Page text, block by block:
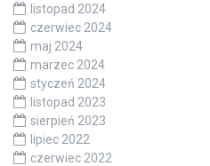
listopad 2024
czerwiec 2024
maj 2024
marzec 2024
styczeń 2024
listopad 2023
sierpień 2023
lipiec 2022
czerwiec 2022